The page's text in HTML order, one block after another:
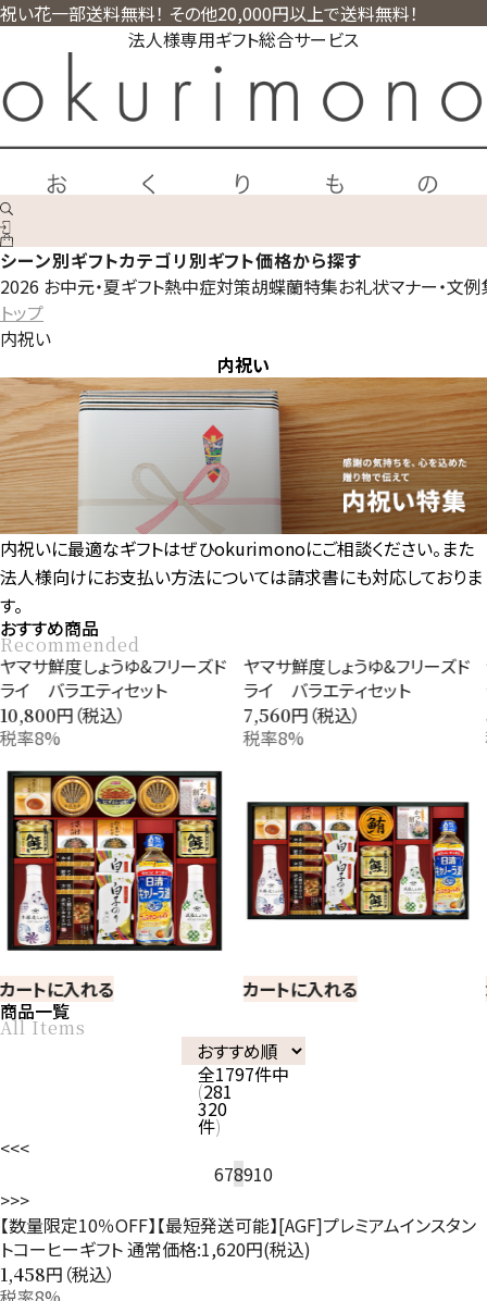
祝い花一部送料無料！ その他20,000円以上で送料無料！
法人様専用ギフト総合サービス
シーン別ギフトカテゴリ別ギフト価格から探す
2026 お中元・夏ギフト熱中症対策胡蝶蘭特集お礼状マナー・文
トップ
内祝い
内祝い
内祝いに最適なギフトはぜひokurimonoにご相談ください。また
法人様向けにお支払い方法については請求書にも対応しておりま
す。
おすすめ商品
Recommended
ヤマサ鮮度しょうゆ&フリーズド
ライ バラエティセット
7,560円（税込）
税率8%
カートに入れる
ヤマサ鮮度しょうゆ&フリーズド
ライ バラエティセット
5,400円（税込）
税率8%
カートに入れる
商品一覧
All Items
全1797件中
281
320
件
<<<
678910
>>>
【数量限定10％OFF】【最短発送可能】[AGF]プレミアムインスタン
トコーヒーギフト 通常価格:1,620円(税込)
1,458円（税込）